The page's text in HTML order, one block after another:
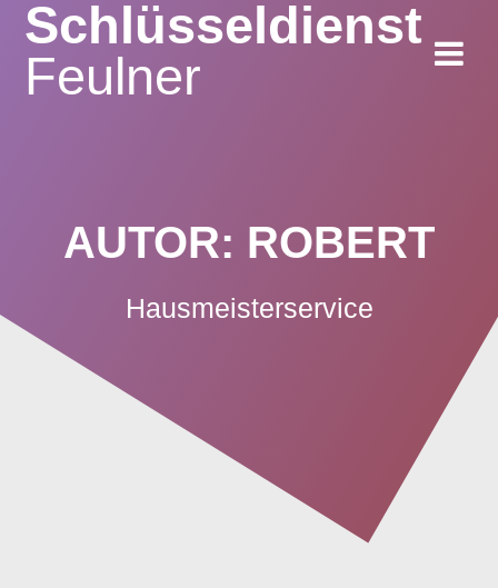
Zum
Inhalt
Schlüsseldienst
Feulner
AUTOR: ROBERT
Hausmeisterservice